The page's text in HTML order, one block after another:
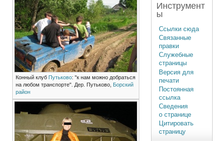
Конный клуб Путьково: "к нам можно добраться
на любом транспорте". Дер. Путьково,
Борский
район
Инструмент
ы
Ссылки сюда
Связанные
правки
Служебные
страницы
Версия для
печати
Постоянная
ссылка
Сведения
о странице
Цитировать
страницу